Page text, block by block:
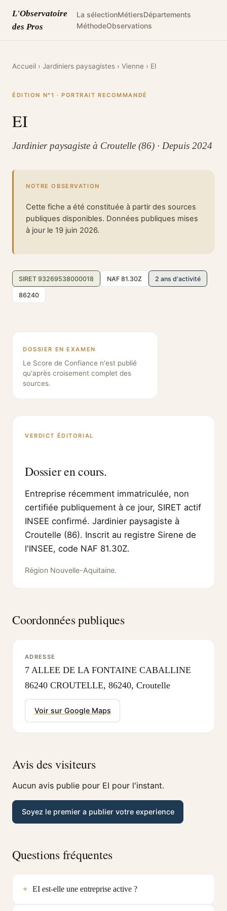
L'Observatoire
des Pros
La sélectionMétiersDépartements
MéthodeObservations
Accueil › Jardiniers paysagistes › Vienne › EI
ÉDITION N°1 · PORTRAIT RECOMMANDÉ
EI
Jardinier paysagiste à Croutelle (86) · Depuis 2024
NOTRE OBSERVATION
Cette fiche a été constituée à partir des sources
publiques disponibles. Données publiques mises
à jour le 19 juin 2026.
SIRET 93269538000018 NAF 81.30Z 2 ans d'activité
86240
DOSSIER EN EXAMEN
Le Score de Confiance n'est publié
qu'après croisement complet des
sources.
VERDICT ÉDITORIAL
Dossier en cours.
Entreprise récemment immatriculée, non
certifiée publiquement à ce jour, SIRET actif
INSEE confirmé. Jardinier paysagiste à
Croutelle (86). Inscrit au registre Sirene de
l'INSEE, code NAF 81.30Z.
Région Nouvelle-Aquitaine.
Coordonnées publiques
ADRESSE
7 ALLEE DE LA FONTAINE CABALLINE
86240 CROUTELLE, 86240, Croutelle
Voir sur Google Maps
Avis des visiteurs
Aucun avis publie pour EI pour l'instant.
Soyez le premier a publier votre experience
Questions fréquentes
EI est-elle une entreprise active ?